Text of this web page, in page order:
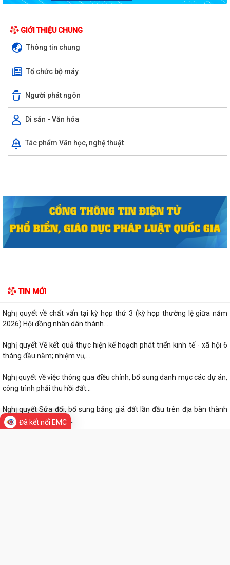
GIỚI THIỆU CHUNG
Thông tin chung
Tổ chức bộ máy
Người phát ngôn
Di sản - Văn hóa
Tác phẩm Văn học, nghệ thuật
TIN MỚI
Quyết định công bố danh mục thủ tục hành chính được sửa đổi, bổ
sung, thay thế, bị bãi bỏ thuộc...
Quyết định công bố danh mục thủ tục hành chính được sửa đổi, bổ
Quyết định công bố Người phát ngôn và cung cấp thông tin cho báo chí
Quyết định tặng Giấy khen cho 07 cá nhân đã có thành tích xuất sắc
trong quá trình xây dựng và phát...
Thông báo tuyển chọn thực tập sinh nữ đi thực tập kỹ thuật tại Nhật
tại Nhật Bản theo chương trình...
Thông báo kết quả kỳ xét thăng hạng chức danh nghề nghiệp viên
chức giáo viên, nhân viên ngành Giáo...
Quyết định công bố thủ tục hành chính nội bộ mới ban hành thuộc
phạm vi chức năng quản lý của Sở...
Nghị quyết điều chỉnh, bổ sung kế hoạch đầu tư công thành phố năm
2026 (lần 3)
Nghị quyết về chất vấn tại kỳ họp thứ 3 (kỳ họp thường lệ giữa năm
2026) Hội đồng nhân dân thành...
Đã kết nối EMC